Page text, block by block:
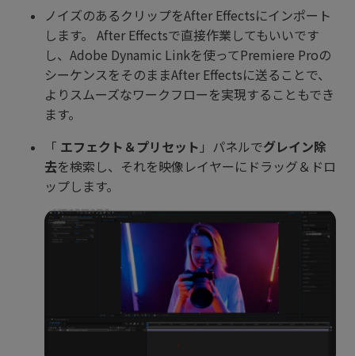
ノイズのあるクリップをAfter Effectsにインポート
します。 After Effectsで直接作業してもいいです
し、Adobe Dynamic Linkを使ってPremiere Proの
シーケンスをそのままAfter Effectsに送ることで、
よりスムーズなワークフローを実現することもでき
ます。
「 エフェクト＆プリセット 」パネルでグレイン除
去を検索し、それを映像レイヤーにドラッグ＆ドロ
ップします。